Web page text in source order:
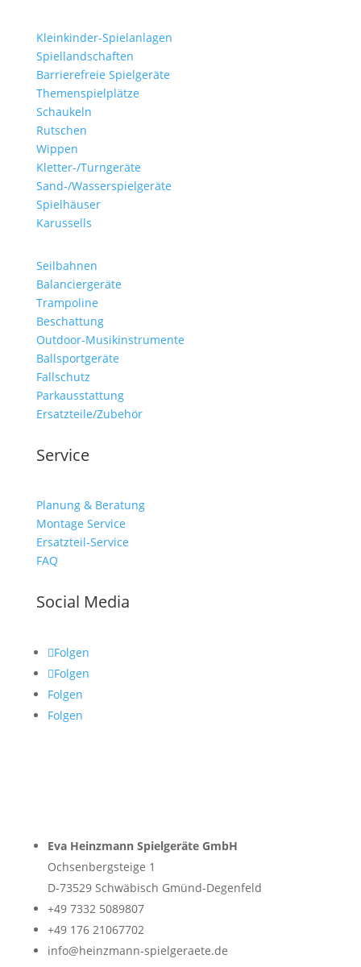
Kleinkinder-Spielanlagen
Spiellandschaften
Barrierefreie Spielgeräte
Themenspielplätze
Schaukeln
Rutschen
Wippen
Kletter-/Turngeräte
Sand-/Wasserspielgeräte
Spielhäuser
Karussells
Seilbahnen
Balanciergeräte
Trampoline
Beschattung
Outdoor-Musikinstrumente
Ballsportgeräte
Fallschutz
Parkausstattung
Ersatzteile/Zubehör
Service
Planung & Beratung
Montage Service
Ersatzteil-Service
FAQ
Social Media
Folgen
Folgen
Folgen
Folgen
Eva Heinzmann Spielgeräte GmbH
Ochsenbergsteige 1
D-73529 Schwäbisch Gmünd-Degenfeld
+49 7332 5089807
+49 176 21067702
info@heinzmann-spielgeraete.de